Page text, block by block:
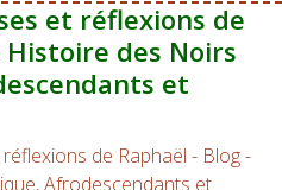
et réflexions de
Histoire des Noirs
et